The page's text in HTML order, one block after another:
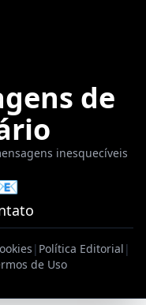
de
inesquecíveis
| Política Editorial |
de Uso